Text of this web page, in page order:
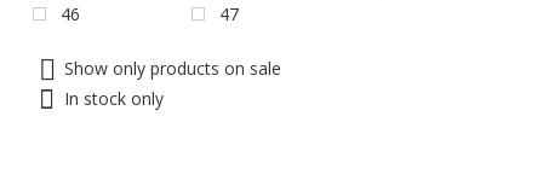
46
47
Show only products on sale
In stock only